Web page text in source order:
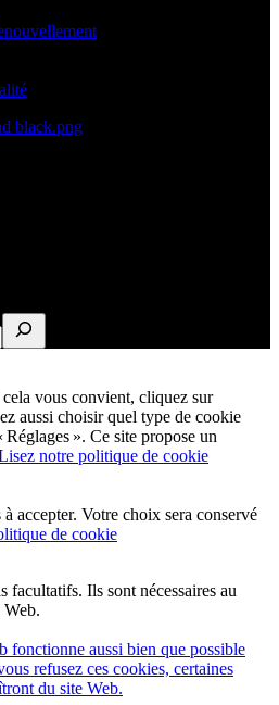
vous convient, cliquez sur
aussi choisir quel type de cookie
». Ce site propose un
notre politique de cookie
accepter. Votre choix sera conservé
de cookie
facultatifs. Ils sont nécessaires au
fonctionne aussi bien que possible
refusez ces cookies, certaines
du site Web.